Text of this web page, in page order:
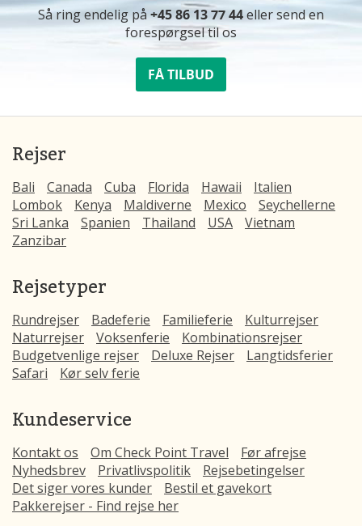
Så ring endelig på +45 86 13 77 44eller send en
forespørgsel til os
FÅ TILBUD
Rejser
Bali Canada Cuba Florida Hawaii
Italien
Lombok
Kenya Maldiverne Mexico
Seychellerne
Sri Lanka
Spanien Thailand USA
Vietnam
Zanzibar
Rejsetyper
Rundrejser Badeferie Familieferie
Kulturrejser
Naturrejser
Voksenferie
Kombinationsrejser
Budgetvenlige rejser
Deluxe Rejser
Langtidsferier
Safari
Kør selv ferie
Kundeservice
Kontakt os Om Check Point Travel
Før afrejse
Nyhedsbrev
Privatlivspolitik
Rejsebetingelser
Det siger vores kunder
Bestil et gavekort
Pakkerejser - Find rejse her